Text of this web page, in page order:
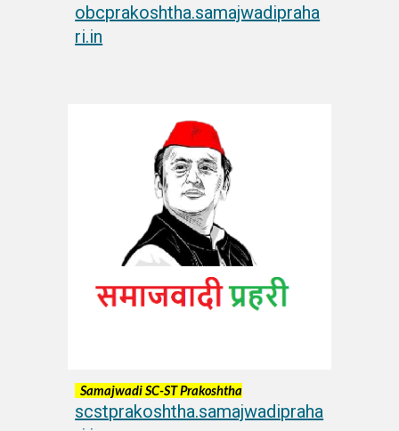
obcprakoshtha.samajwadipraha
ri.in
Samajwadi SC-ST Prakoshtha
scstprakoshtha.samajwadipraha